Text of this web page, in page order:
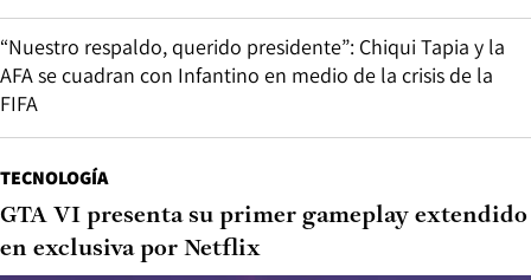
“Nuestro respaldo, querido presidente”: Chiqui Tapia y la
AFA se cuadran con Infantino en medio de la crisis de la
FIFA
TECNOLOGÍA
GTA VI presenta su primer gameplay extendido
en exclusiva por Netflix